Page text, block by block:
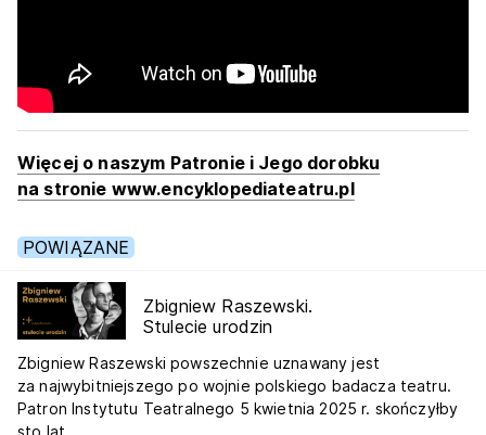
Więcej o naszym Patronie i Jego dorobku
na stronie www.encyklopediateatru.pl
POWIĄZANE
Zbigniew Raszewski.
Stulecie urodzin
Zbigniew Raszewski powszechnie uznawany jest
za najwybitniejszego po wojnie polskiego badacza teatru.
Patron Instytutu Teatralnego 5 kwietnia 2025 r. skończyłby